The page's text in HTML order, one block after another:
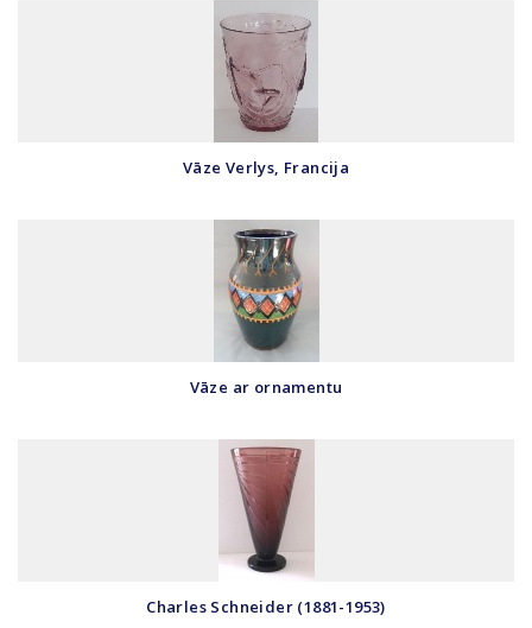
Vāze Verlys, Francija
Vāze ar ornamentu
Charles Schneider (1881-1953)